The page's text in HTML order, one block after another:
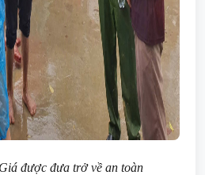
được đưa trở về an toàn